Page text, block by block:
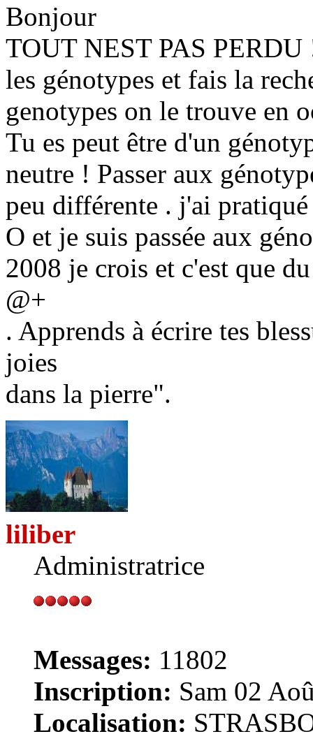
Bonjour
TOUT NEST PAS PERDU
les génotypes et fais la
genotypes on le trouve en
Tu es peut être d'un
neutre ! Passer aux
peu différente . j'ai
O et je suis passée aux
2008 je crois et c'est que
@+
. Apprends à écrire tes
joies
dans la pierre".
liliber
Administratrice
Messages: 11802
Inscription: Sam 02
Localisation: